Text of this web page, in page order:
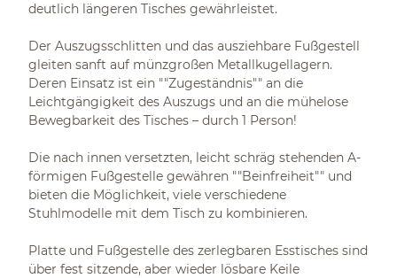
deutlich längeren Tisches gewährleistet.
Der Auszugsschlitten und das ausziehbare Fußgestell
gleiten sanft auf münzgroßen Metallkugellagern.
Deren Einsatz ist ein ""Zugeständnis"" an die
Leichtgängigkeit des Auszugs und an die mühelose
Bewegbarkeit des Tisches – durch 1 Person!
Die nach innen versetzten, leicht schräg stehenden A-
förmigen Fußgestelle gewähren ""Beinfreiheit"" und
bieten die Möglichkeit, viele verschiedene
Stuhlmodelle mit dem Tisch zu kombinieren.
Platte und Fußgestelle des zerlegbaren Esstisches sind
über fest sitzende, aber wieder lösbare Keile